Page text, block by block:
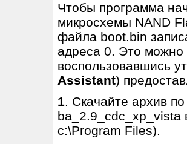
Чтобы программа
микросхемы NAND
файла boot.bin
адреса 0. Это можно
воспользовавшись
Assistant)
1. Скачайте архив
ba_2.9_cdc_xp_vista
c:\Program Files).